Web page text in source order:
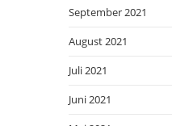
September 2021
August 2021
Juli 2021
Juni 2021